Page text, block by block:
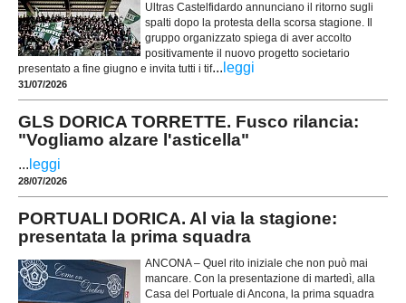
Ultras Castelfidardo annunciano il ritorno sugli
spalti dopo la protesta della scorsa stagione. Il
gruppo organizzato spiega di aver accolto
positivamente il nuovo progetto societario
presentato a fine giugno e invita tutti i tif... leggi
31/07/2026
GLS DORICA TORRETTE. Fusco rilancia:
"Vogliamo alzare l'asticella"
... leggi
28/07/2026
PORTUALI DORICA. Al via la stagione:
presentata la prima squadra
ANCONA – Quel rito iniziale che non può mai
mancare. Con la presentazione di martedì, alla
Casa del Portuale di Ancona, la prima squadra